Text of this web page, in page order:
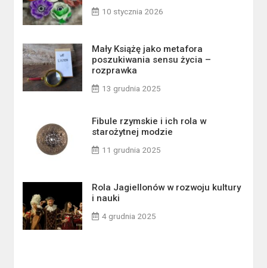
10 stycznia 2026
Mały Książę jako metafora
poszukiwania sensu życia –
rozprawka
13 grudnia 2025
Fibule rzymskie i ich rola w
starożytnej modzie
11 grudnia 2025
Rola Jagiellonów w rozwoju kultury
i nauki
4 grudnia 2025